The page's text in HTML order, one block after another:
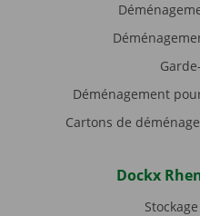
Déménagement
Cartons de
Dockx